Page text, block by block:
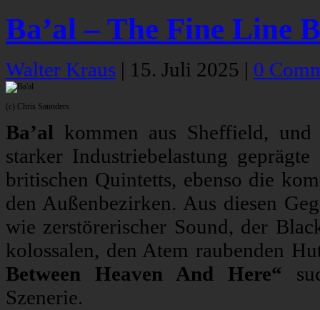
Ba’al – The Fine Line
Walter Kraus | 15. Juli 2025 | 0
(c) Chris Saunders
Ba’al kommen aus Sheffield,
starker Industriebelastung
britischen Quintetts, ebenso die
den Außenbezirken. Aus diesen
wie zerstörerischer Sound, der
kolossalen, den Atem raubenden
Between Heaven And Here“
Szenerie.